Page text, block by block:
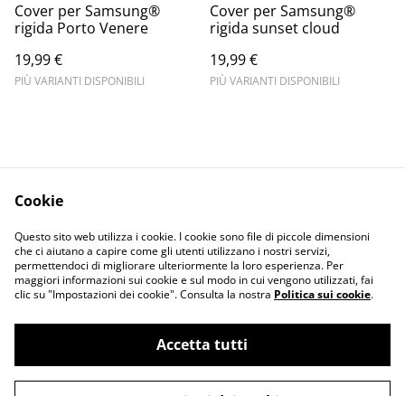
Cover per Samsung®
rigida Porto Venere
19,99 €
PIÙ VARIANTI DISPONIBILI
Cover per Samsung®
rigida sunset cloud
19,99 €
PIÙ VARIANTI DISPONIBILI
Informativa sulla
privacy
Terms and
conditions
©2026Merlin Visual
Cookie
Questo sito web utilizza i cookie. I cookie sono file di piccole dimensioni
che ci aiutano a capire come gli utenti utilizzano i nostri servizi,
permettendoci di migliorare ulteriormente la loro esperienza. Per
maggiori informazioni sui cookie e sul modo in cui vengono utilizzati, fai
clic su "Impostazioni dei cookie". Consulta la nostra Politica sui cookie.
Accetta tutti